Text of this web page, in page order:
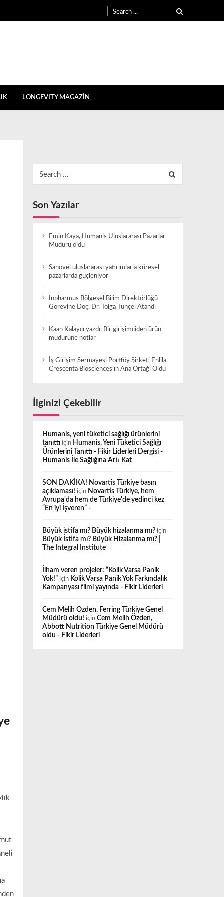
for:
LONGEVITY MAGAZİN
for:
Son Yazılar
Emin Kaya, Humanis Uluslararası Pazarlar
Müdürü oldu
Sanovel uluslararası yatırımlarla küresel
pazarlarda güçleniyor
Inpharmus Bölgesel Bilim Direktörlüğü
Görevine Doç. Dr. Tolga Tunçel Atandı
Kaan Kalaycı yazdı: Bir girişimciden ürün
müdürüne notlar
İş Girişim Sermayesi Portföy Şirketi Enlila,
Crescenta Biosciences’ın Ana Ortağı Oldu
İlginizi Çekebilir
Humanis, yeni tüketici sağlığı ürünlerini
tanıttıiçin Humanis, Yeni Tüketici Sağlığı
Ürünlerini Tanıttı - Fikir Liderleri Dergisi -
Humanis İle Sağlığına Artı Kat
SON DAKİKA! Novartis Türkiye basın
açıklaması! için Novartis Türkiye, hem
Avrupa'da hem de Türkiye'de yedinci kez
“En iyi İşveren” -
Büyük istifa mı? Büyük hizalanma mı?için
Büyük İstifa mı? Büyük Hizalanma mı? |
The Integral Institute
İlham veren projeler: “Kolik Varsa Panik
Yok!”için Kolik Varsa Panik Yok Farkındalık
Kampanyası filmi yayında - Fikir Liderleri
Cem Melih Özden, Ferring Türkiye Genel
Müdürü oldu! için Cem Melih Özden,
Abbott Nutrition Türkiye Genel Müdürü
oldu - Fikir Liderleri